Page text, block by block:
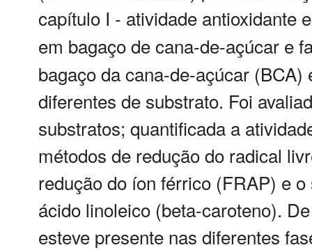
capítulo I - atividade antioxidante
em bagaço de cana-de-açúcar e
bagaço da cana-de-açúcar
diferentes de substrato. Foi
substratos; quantificada a
métodos de redução do radical
redução do íon férrico (FRAP) e
ácido linoleico (beta-caroteno).
esteve presente nas diferentes